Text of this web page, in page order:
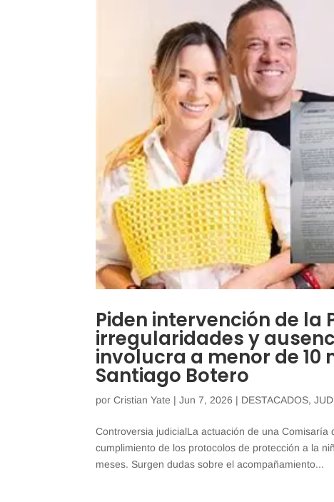
Piden intervención de
irregularidades y
involucra a menor de 10
Santiago Botero
porCristian Yate |Jun 7, 2026 | DESTACADOS,
Controversia judicialLa actuación de una
cumplimiento de los protocolos de protección a la
meses. Surgen dudas sobre el acompañamiento...